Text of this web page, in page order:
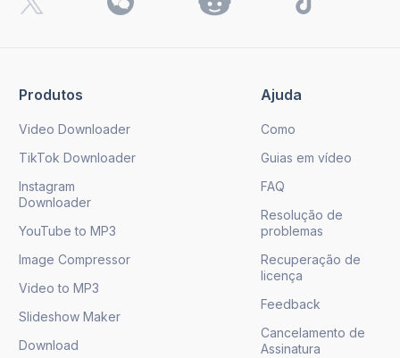
Produtos
Video Downloader
TikTok Downloader
Instagram
Downloader
YouTube to MP3
Image Compressor
Video to MP3
Slideshow Maker
Download
Ajuda
Como
Guias em vídeo
FAQ
Resolução de
problemas
Recuperação de
licença
Feedback
Cancelamento de
Assinatura